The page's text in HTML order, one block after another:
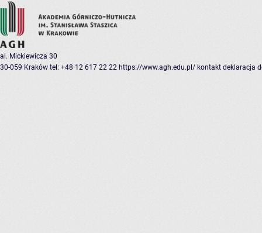
al. Mickiewicza 30
30-059 Kraków tel: +48 12 617 22 22 https://www.agh.edu.pl/ kontakt deklaracja